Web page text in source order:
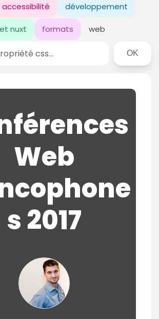
accessibilité développement
nuxt formats web
Rechercher
Web
s 2017